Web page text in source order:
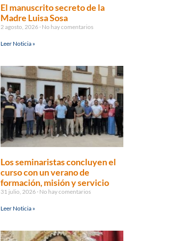
El manuscrito secreto de la
Madre Luisa Sosa
2 agosto, 2026 No hay comentarios
Leer Noticia »
Los seminaristas concluyen el
curso con un verano de
formación, misión y servicio
31 julio, 2026 No hay comentarios
Leer Noticia »